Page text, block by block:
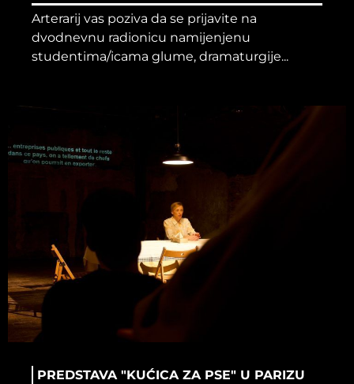
Arterarij vas poziva da se prijavite na
dvodnevnu radionicu namijenjenu
studentima/icama glume, dramaturgije...
PREDSTAVA "KUĆICA ZA PSE" U PARIZU